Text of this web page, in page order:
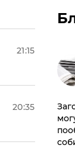
21:15
20:35